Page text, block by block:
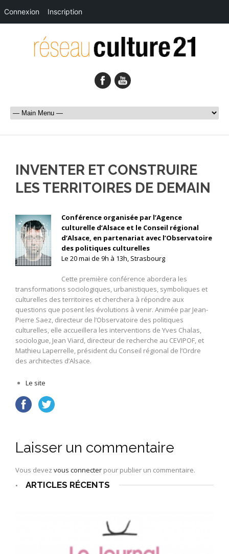
INVENTER ET CONSTRUIRE
LES TERRITOIRES DE DEMAIN
Conférence organisée par l’Agence
culturelle d’Alsace et le Conseil régional
d’Alsace, en partenariat avec l’Observatoire
des politiques culturelles
Le 20 mai de 9h à 13h, Strasbourg
Cette première conférence abordera les
transformations sociologiques, urbanistiques, symboliques et
culturelles des territoires et cherchera à répondre aux
questions que posent les évolutions à venir. Animée par Jean-
Pierre Saez, directeur de l’Observatoire des politiques
culturelles, elle accueillera les interventions de Yves Chalas,
sociologue, Jean Viard, directeur de recherche au CEVIPOF, et
Mathieu Laperrelle, président du Conseil régional de l’Ordre
des architectes d’Alsace.
Le site
Laisser un commentaire
Vous devez vous connecter pour publier un commentaire.
•
ARTICLES RÉCENTS
Connexion Inscription